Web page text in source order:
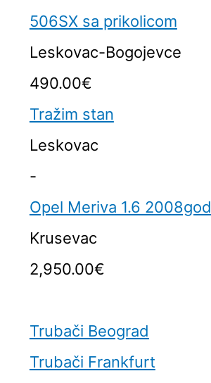
506SX sa prikolicom
Leskovac-Bogojevce
490.00€
Tražim stan
Leskovac
-
Opel Meriva 1.6 2008god
Krusevac
2,950.00€
Trubači Beograd
Trubači Frankfurt